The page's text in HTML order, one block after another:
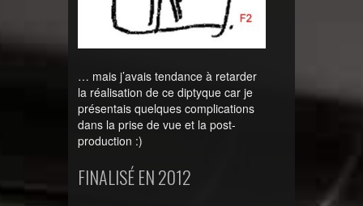
… mais j’avais tendance à retarder
la réalisation de ce diptyque car je
présentais quelques complications
dans la prise de vue et la post-
production :)
FINALISÉ EN 2012